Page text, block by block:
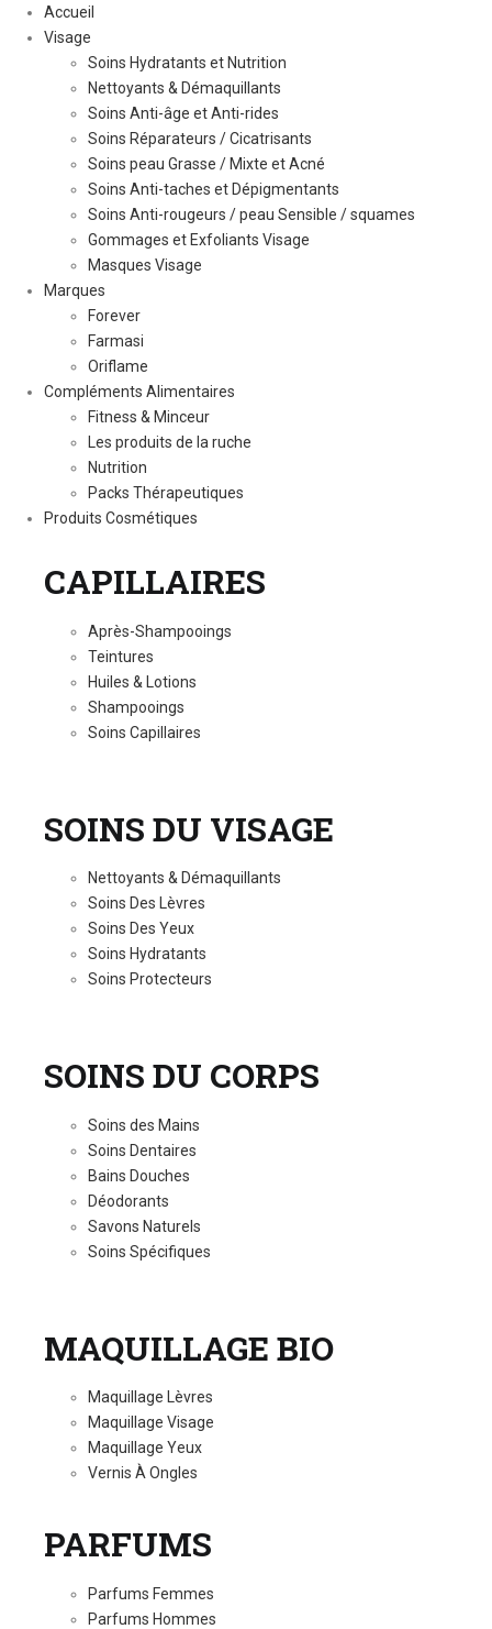
Accueil
Visage
Soins Hydratants et Nutrition
Nettoyants & Démaquillants
Soins Anti-âge et Anti-rides
Soins Réparateurs / Cicatrisants
Soins peau Grasse / Mixte et Acné
Soins Anti-taches et Dépigmentants
Soins Anti-rougeurs / peau Sensible / squames
Gommages et Exfoliants Visage
Masques Visage
Marques
Forever
Farmasi
Oriflame
Compléments Alimentaires
Fitness & Minceur
Les produits de la ruche
Nutrition
Packs Thérapeutiques
Produits Cosmétiques
CAPILLAIRES
Après-Shampooings
Teintures
Huiles & Lotions
Shampooings
Soins Capillaires
SOINS DU VISAGE
Nettoyants & Démaquillants
Soins Des Lèvres
Soins Des Yeux
Soins Hydratants
Soins Protecteurs
SOINS DU CORPS
Soins des Mains
Soins Dentaires
Bains Douches
Déodorants
Savons Naturels
Soins Spécifiques
MAQUILLAGE BIO
Maquillage Lèvres
Maquillage Visage
Maquillage Yeux
Vernis À Ongles
PARFUMS
Parfums Femmes
Parfums Hommes